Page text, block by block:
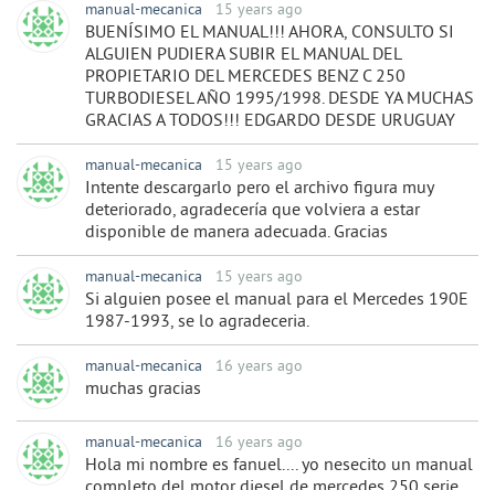
manual-mecanica 15 years ago
BUENÍSIMO EL MANUAL!!! AHORA, CONSULTO SI
ALGUIEN PUDIERA SUBIR EL MANUAL DEL
PROPIETARIO DEL MERCEDES BENZ C 250
TURBODIESEL AÑO 1995/1998. DESDE YA MUCHAS
GRACIAS A TODOS!!! EDGARDO DESDE URUGUAY
manual-mecanica 15 years ago
Intente descargarlo pero el archivo figura muy
deteriorado, agradecería que volviera a estar
disponible de manera adecuada. Gracias
manual-mecanica 15 years ago
Si alguien posee el manual para el Mercedes 190E
1987-1993, se lo agradeceria.
manual-mecanica 16 years ago
muchas gracias
manual-mecanica 16 years ago
Hola mi nombre es fanuel.... yo nesecito un manual